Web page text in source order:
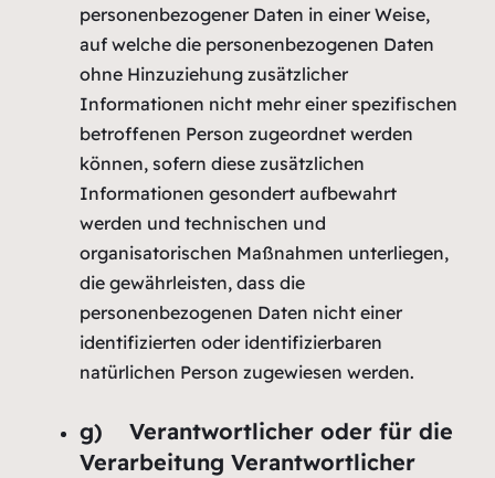
personenbezogener Daten in einer Weise,
auf welche die personenbezogenen Daten
ohne Hinzuziehung zusätzlicher
Informationen nicht mehr einer spezifischen
betroffenen Person zugeordnet werden
können, sofern diese zusätzlichen
Informationen gesondert aufbewahrt
werden und technischen und
organisatorischen Maßnahmen unterliegen,
die gewährleisten, dass die
personenbezogenen Daten nicht einer
identifizierten oder identifizierbaren
natürlichen Person zugewiesen werden.
g) Verantwortlicher oder für die
Verarbeitung Verantwortlicher